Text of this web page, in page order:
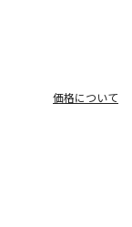
価格について